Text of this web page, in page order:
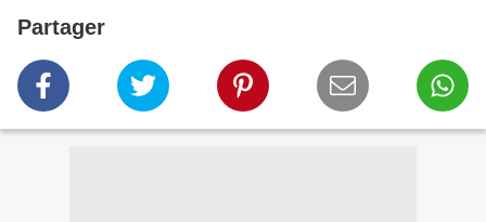
Partager